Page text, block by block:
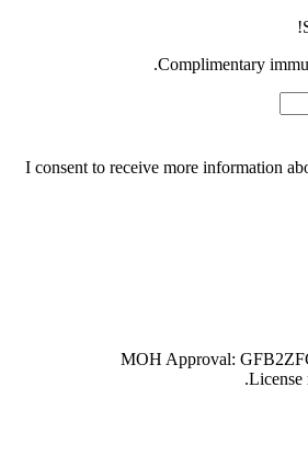
Complimentary
I consent to receive more information
MOH Approval:
License